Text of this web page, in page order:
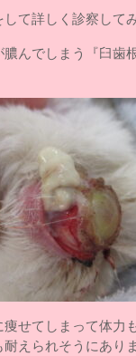
して詳しく診察して
膿んでしまう『臼歯
痩せてしまって体力
えられそうにあり